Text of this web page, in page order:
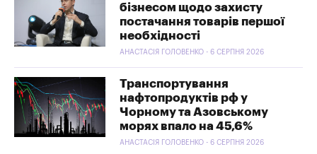
бізнесом щодо захисту
постачання товарів першої
необхідності
АНАСТАСІЯ ГОЛОВЕНКО - 6 СЕРПНЯ 2026
Транспортування
нафтопродуктів рф у
Чорному та Азовському
морях впало на 45,6%
АНАСТАСІЯ ГОЛОВЕНКО - 6 СЕРПНЯ 2026